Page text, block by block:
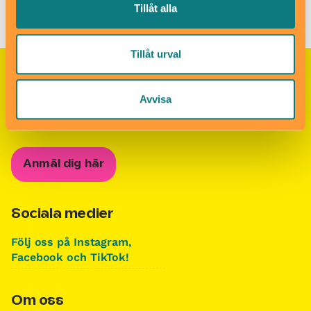
Tillåt alla
Tillåt urval
Avvisa
Besöksmål för barn och familjer i Stockholm
Nyhetsbrevet Helgkoll
Anmäl dig till vårt populära nyhetsbrev och få
koll på helgens alla roligheter!
Anmäl dig här
Sociala medier
Följ oss på Instagram,
Facebook och TikTok!
Om oss